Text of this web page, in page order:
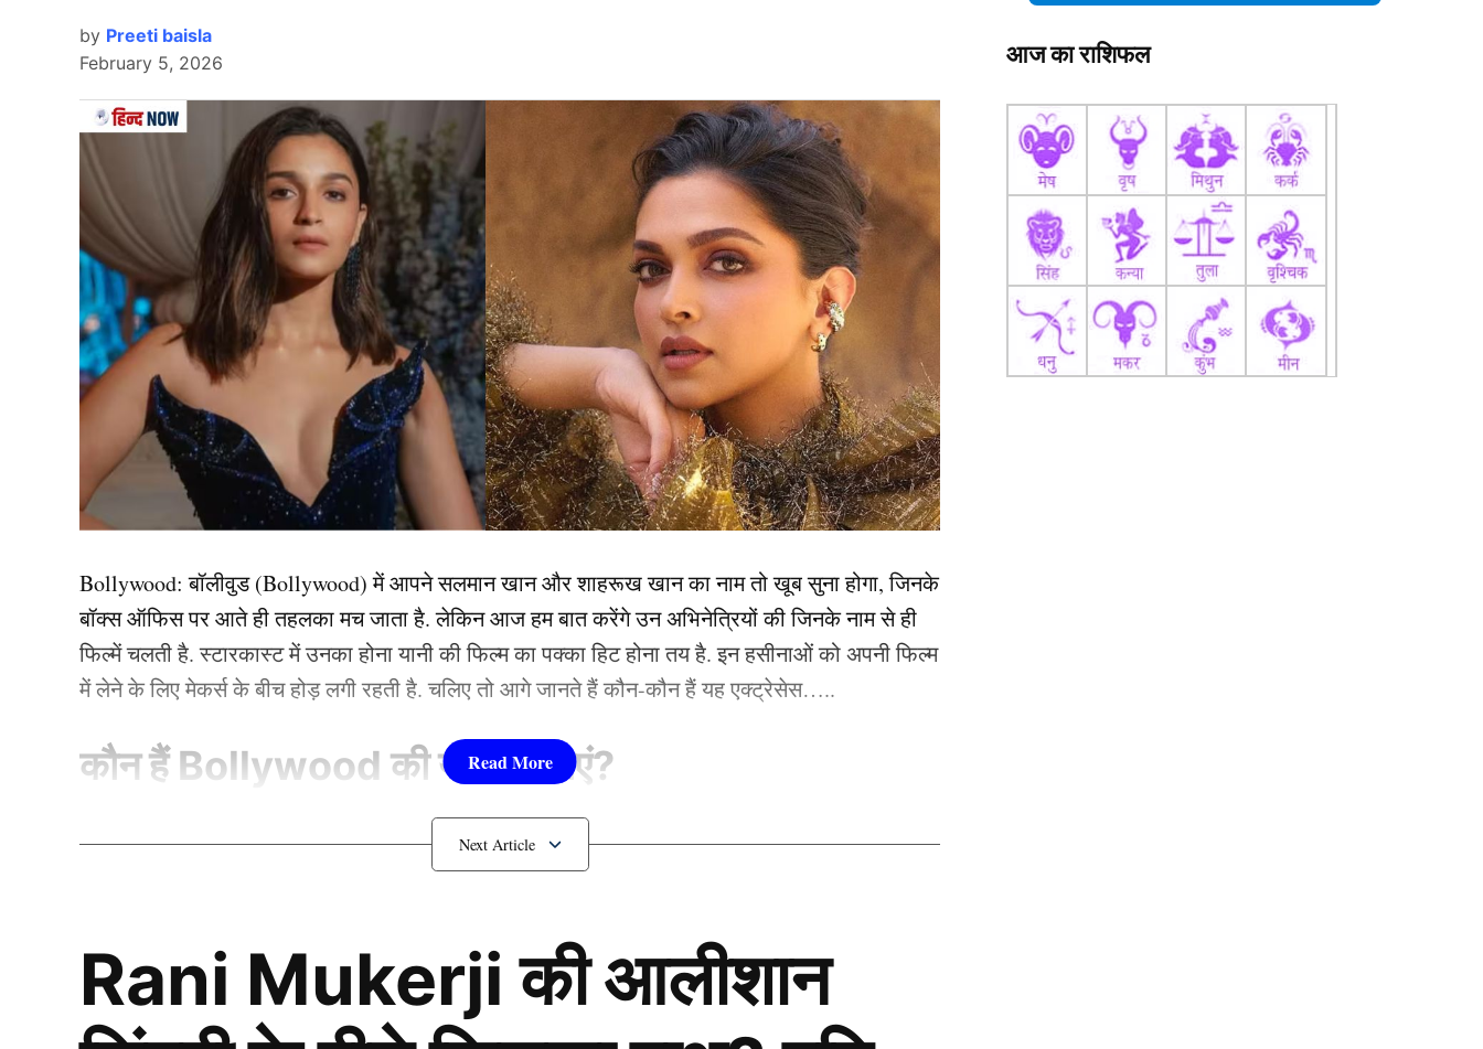
Vinesh Phogat
पेरिस ओलंपिक में कुश्ति के फाइनल मैच से पहले विनेश को अयोग्य घोषित करने के बाद से लेकर अभी तक कई लोगों
ने उनका हौसला बढ़ाया है। पीएम मोदी से लेकर नेता प्रतिपक्ष राहुल गांधी, लगभग सभी लोगों ने विनेश (Vinesh
Phogat) को एक हीरो बताया है। उधर विनेश के सपोर्ट में अब खुद क्रिकेट के भगवान यानी की सचिन तेंदुलकर
उतर चुके हैं। हाल ही में एक्स पर एक पोस्ट शेयर करते हुए उन्होंने महिला पहलवान विनेश को काफी सपोर्ट किया
दर्ज की है। उम्मीद है कि विनेश के पक्ष में ही कोई निर्णय आए।
Vinesh Phogat को मिलना चाहिए रजत पदक-तेंदुलकर
by Preeti baisla
February 5, 2026
Bollywood:बॉलीवुड (Bollywood)में आपने सलमान खान और शाहरूख खान का नाम तो खूब सुना होगा, जिनके
बॉक्स ऑफिस पर आते ही तहलका मच जाता है. लेकिन आज हम बात करेंगे उन अभिनेत्रियों की जिनके नाम से ही
फिल्में चलती है. स्टारकास्ट में उनका होना यानी की फिल्म का पक्का हिट होना तय है. इन हसीनाओं को अपनी फिल्म
में लेने के लिए मेकर्स के बीच होड़ लगी रहती है. चलिए तो आगे जानते हैं कौन-कौन हैं यह एक्ट्रेसेस…..
कौन हैंBollywood की यह हसीनाएं?
1.दीपिका पादुकोण ( Deepika Padukone)
जाता है. दीपिका ने इंडस्ट्री को कई हिट फिल्में दी है. एक्ट्रेस ने अपने करियर की शुरूआत ‘ओम शांति ओम’
(2007) से की थी. इसके बाद उन्होंने कभी पीछे मुड़ कर नहीं देखा. दीपिका अब तक ‘ये जवानी है दीवानी’, ‘चेन्नई
एक्सप्रेस’, ‘पद्मावत’, ‘बाजीराव मस्तानी’, और ‘पिकू’ जैसी कई ब्लॉकबस्टर फिल्में दे चुकी हैं. उनकी लोकप्रिय
Rani Mukerji की आलीशान
आज का राशिफल